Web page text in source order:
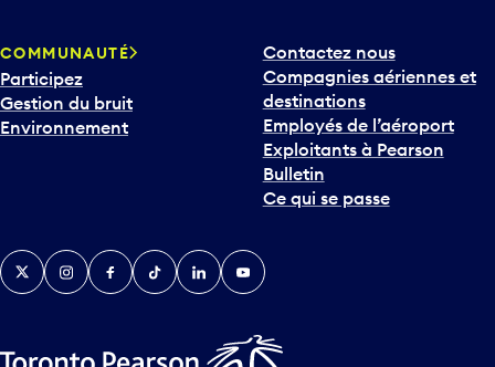
COMMUNAUTÉ
Participez
Gestion du bruit
Environnement
Contactez nous
Compagnies aériennes et
destinations
Employés de l’aéroport
Exploitants à Pearson
Bulletin
Ce qui se passe
TwitterInstagramFacebook
TikTokLinkedInYouTube